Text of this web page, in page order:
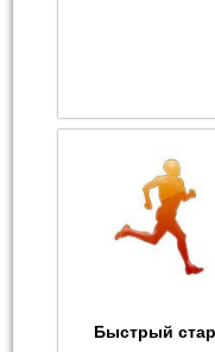
Быстрый